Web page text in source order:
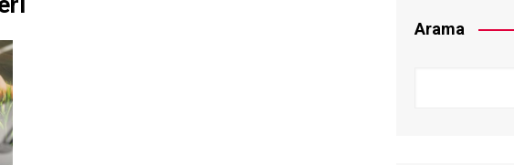
Öğrenme
HBYS
Arama